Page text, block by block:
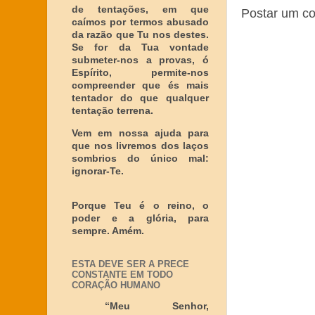
Postar um
de tentações, em que
caímos por termos abusado
da razão que Tu nos destes.
Se for da Tua vontade
submeter-nos a provas, ó
Espírito, permite-nos
compreender que és mais
tentador do que qualquer
tentação terrena.
Vem em nossa ajuda para
que nos livremos dos laços
sombrios do único mal:
ignorar-Te.
Porque Teu é o reino, o
poder e a glória, para
sempre. Amém.
ESTA DEVE SER A PRECE
CONSTANTE EM TODO
CORAÇÃO HUMANO
“Meu Senhor,